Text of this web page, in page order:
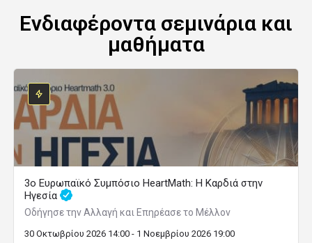
Ενδιαφέροντα σεμινάρια και
μαθήματα
3ο Ευρωπαϊκό Συμπόσιο HeartMath: Η Καρδιά στην
Ηγεσία
Οδήγησε την Αλλαγή και Επηρέασε το Μέλλον
30 Οκτωβρίου 2026 14:00 - 1 Νοεμβρίου 2026 19:00